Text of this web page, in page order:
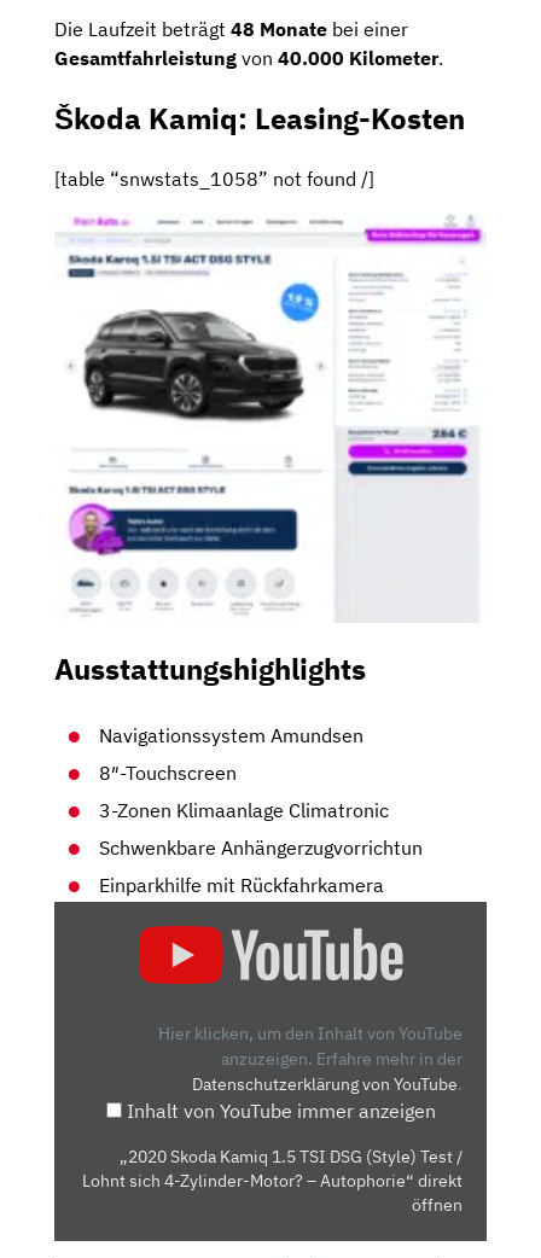
Die Laufzeit beträgt 48 Monate bei einer
Gesamtfahrleistung von 40.000 Kilometer.
Škoda Kamiq: Leasing-Kosten
[table “snwstats_1058” not found /]
Ausstattungshighlights
Navigationssystem Amundsen
8″-Touchscreen
3-Zonen Klimaanlage Climatronic
Schwenkbare Anhängerzugvorrichtun
Einparkhilfe mit Rückfahrkamera
LOHNT
Hier klicken, um den Inhalt von YouTube
anzuzeigen. Erfahre mehr in der
Datenschutzerklärung von YouTube.
Inhalt von YouTube immer anzeigen
„2020 Skoda Kamiq 1.5 TSI DSG (Style) Test /
Lohnt sich 4-Zylinder-Motor? – Autophorie“ direkt
öffnen